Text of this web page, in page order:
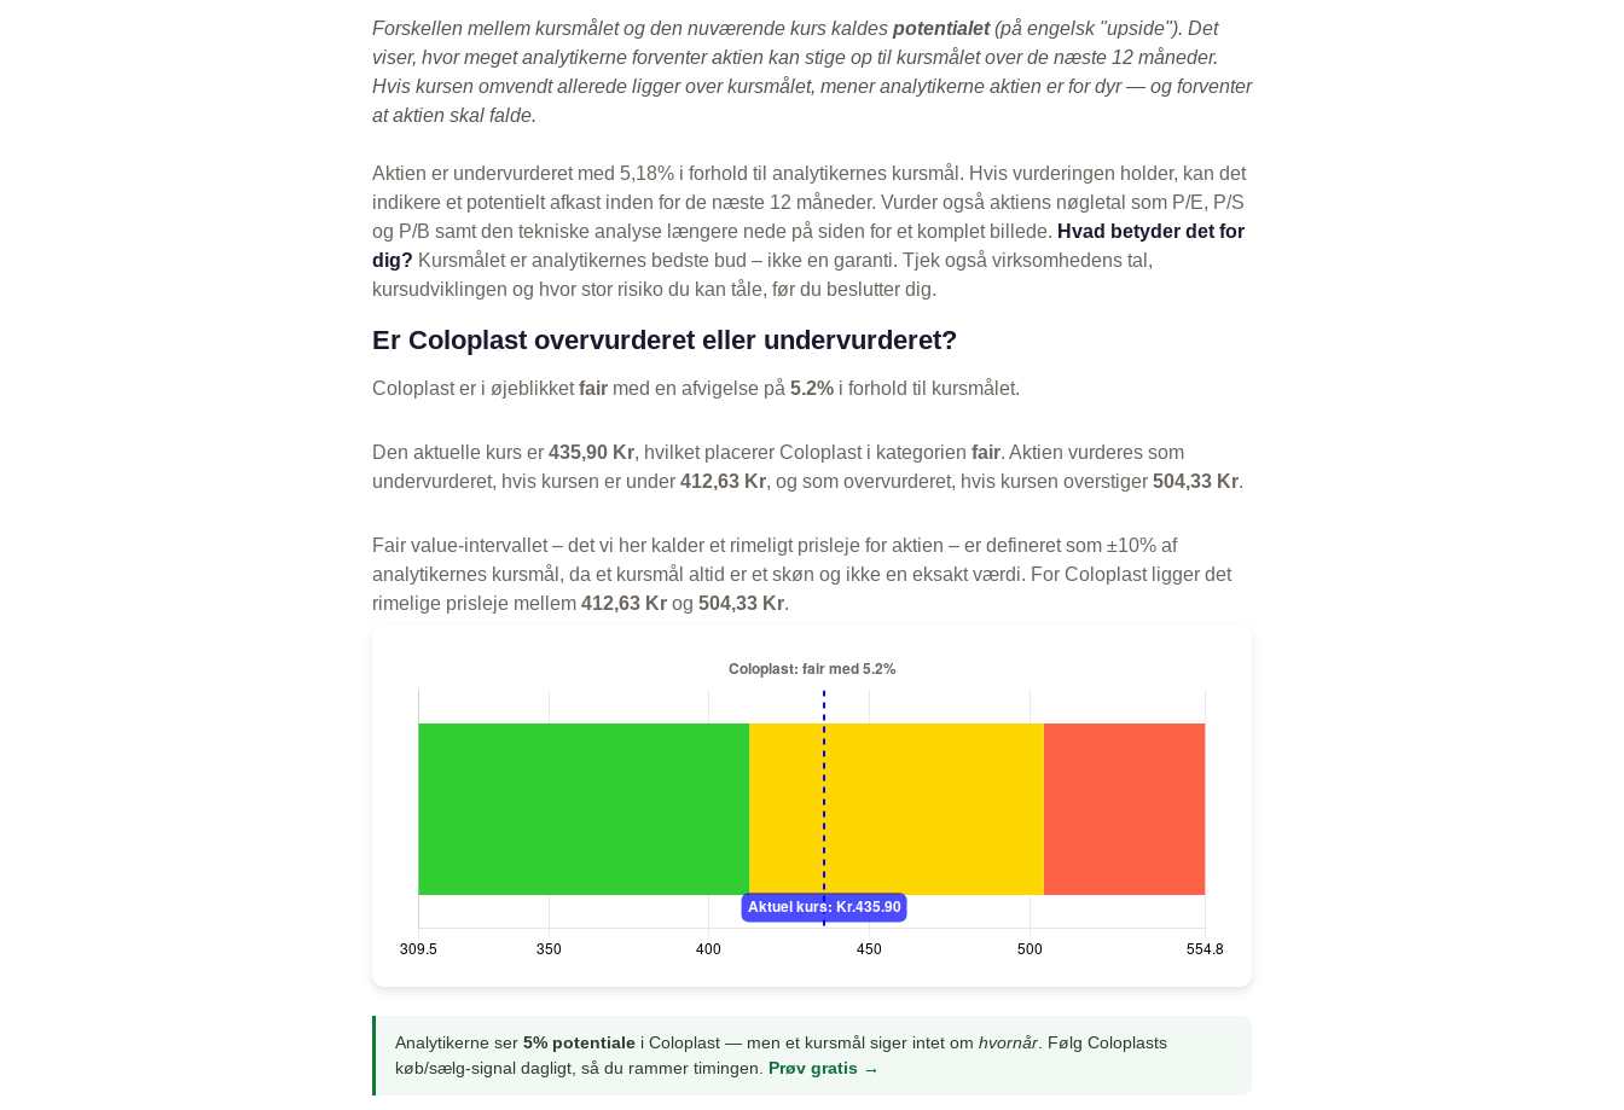
Forskellen mellem kursmålet og den nuværende kurs kaldes potentialet(på engelsk "upside"). Det
viser, hvor meget analytikerne forventer aktien kan stige op til kursmålet over de næste 12 måneder.
Hvis kursen omvendt allerede ligger over kursmålet, mener analytikerne aktien er for dyr — og forventer
at aktien skal falde.
Aktien er undervurderet med 5,18% i forhold til analytikernes kursmål. Hvis vurderingen holder, kan det
indikere et potentielt afkast inden for de næste 12 måneder. Vurder også aktiens nøgletal som P/E, P/S
og P/B samt den tekniske analyse længere nede på siden for et komplet billede. Hvad betyder det for
dig? Kursmålet er analytikernes bedste bud – ikke en garanti. Tjek også virksomhedens tal,
kursudviklingen og hvor stor risiko du kan tåle, før du beslutter dig.
Er Coloplast overvurderet eller undervurderet?
Coloplast er i øjeblikketfair med en afvigelse på 5.2% i forhold til kursmålet.
Den aktuelle kurs er 435,90 Kr, hvilket placerer Coloplast i kategorien fair. Aktien vurderes som
undervurderet, hvis kursen er under 412,63 Kr, og som overvurderet, hvis kursen overstiger 504,33 Kr.
Fair value-intervallet – det vi her kalder et rimeligt prisleje for aktien – er defineret som ±10% af
analytikernes kursmål, da et kursmål altid er et skøn og ikke en eksakt værdi. For Coloplast ligger det
rimelige prisleje mellem 412,63 Kr og 504,33 Kr.
Analytikerne ser 5% potentiale i Coloplast — men et kursmål siger intet om hvornår . Følg Coloplasts
køb/sælg-signal dagligt, så du rammer timingen. Prøv gratis →